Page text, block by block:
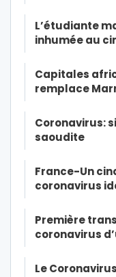
L’étudiante
inhumée au
Capitales
remplace
Coronavirus:
saoudite
France-Un
coronavirus
Première
coronavirus
Le